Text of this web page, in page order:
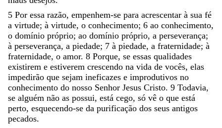
5 Por essa razão, empenhem-se para acrescentar à sua fé
a virtude; à virtude, o conhecimento; 6 ao conhecimento,
o domínio próprio; ao domínio próprio, a perseverança;
à perseverança, a piedade; 7 à piedade, a fraternidade; à
fraternidade, o amor. 8 Porque, se essas qualidades
existirem e estiverem crescendo na vida de vocês, elas
impedirão que sejam ineficazes e improdutivos no
conhecimento do nosso Senhor Jesus Cristo. 9 Todavia,
se alguém não as possui, está cego, só vê o que está
perto, esquecendo-se da purificação dos seus antigos
pecados.